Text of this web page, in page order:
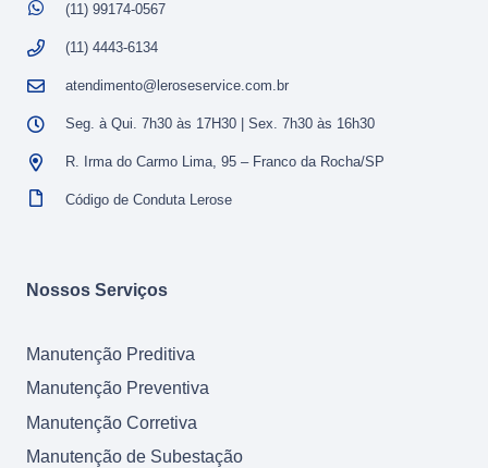
(11) 99174-0567
(11) 4443-6134
atendimento@leroseservice.com.br
Seg. à Qui. 7h30 às 17H30 | Sex. 7h30 às 16h30
R. Irma do Carmo Lima, 95 – Franco da Rocha/SP
Código de Conduta Lerose
Nossos Serviços
Manutenção Preditiva
Manutenção Preventiva
Manutenção Corretiva
Manutenção de Subestação